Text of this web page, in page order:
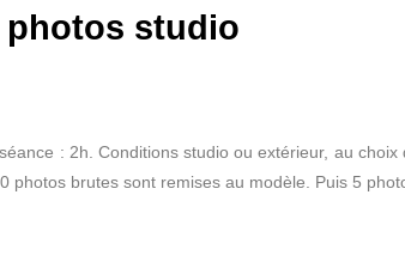
photos studio
: 2h. Conditions studio ou extérieur, au
photos brutes sont remises au modèle. Puis 5